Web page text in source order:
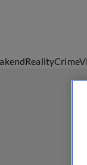
RealityCrime